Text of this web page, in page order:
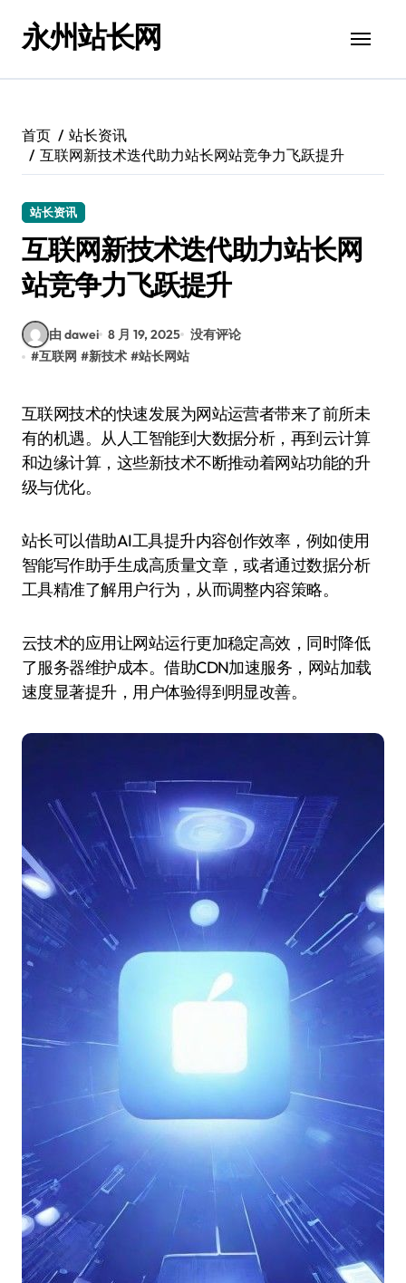
永州站长网
首页
站长资讯
互联网新技术迭代助力站长网站竞争力飞跃提升
站长资讯
互联网新技术迭代助力站长网
站竞争力飞跃提升
由 dawei 8 月 19, 2025 没有评论
#互联网 #新技术 #站长网站
互联网技术的快速发展为网站运营者带来了前所未
有的机遇。从人工智能到大数据分析，再到云计算
和边缘计算，这些新技术不断推动着网站功能的升
级与优化。
站长可以借助AI工具提升内容创作效率，例如使用
智能写作助手生成高质量文章，或者通过数据分析
工具精准了解用户行为，从而调整内容策略。
云技术的应用让网站运行更加稳定高效，同时降低
了服务器维护成本。借助CDN加速服务，网站加载
速度显著提升，用户体验得到明显改善。